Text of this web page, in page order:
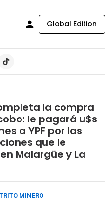
Global Edition
la compra
le pagará u$s
a YPF por las
que le
Malargüe y La
MINERO